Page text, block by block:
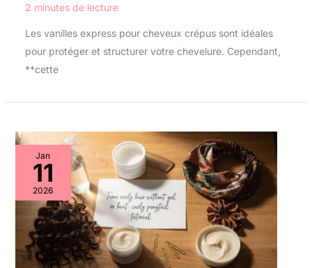
2 minutes de lecture
Les vanilles express pour cheveux crépus sont idéales
pour protéger et structurer votre chevelure. Cependant,
**cette
Jan
11
2026